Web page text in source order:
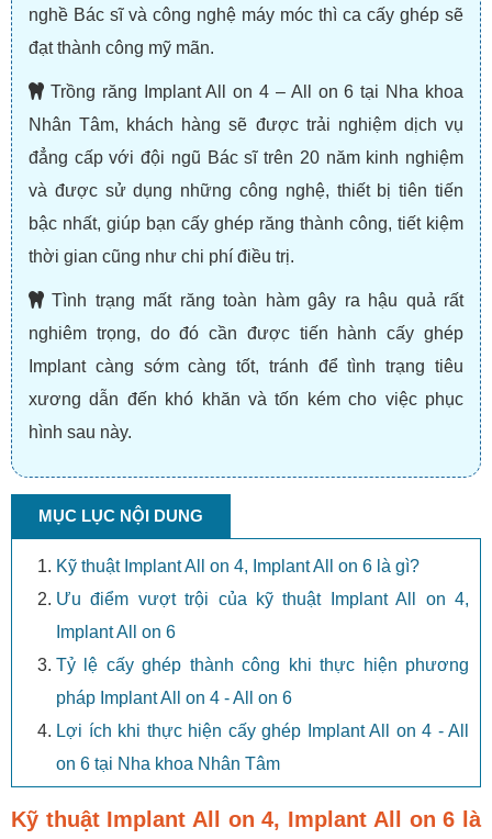
nghề Bác sĩ và công nghệ máy móc thì ca cấy ghép sẽ
đạt thành công mỹ mãn.
Trồng răng Implant All on 4 – All on 6 tại Nha khoa
Nhân Tâm, khách hàng sẽ được trải nghiệm dịch vụ
đẳng cấp với đội ngũ Bác sĩ trên 20 năm kinh nghiệm
và được sử dụng những công nghệ, thiết bị tiên tiến
bậc nhất, giúp bạn cấy ghép răng thành công, tiết kiệm
thời gian cũng như chi phí điều trị.
Tình trạng mất răng toàn hàm gây ra hậu quả rất
nghiêm trọng, do đó cần được tiến hành cấy ghép
Implant càng sớm càng tốt, tránh để tình trạng tiêu
xương dẫn đến khó khăn và tốn kém cho việc phục
hình sau này.
MỤC LỤC NỘI DUNG
Kỹ thuật Implant All on 4, Implant All on 6 là gì?
Ưu điểm vượt trội của kỹ thuật Implant All on 4,
Implant All on 6
Tỷ lệ cấy ghép thành công khi thực hiện phương
pháp Implant All on 4 - All on 6
Lợi ích khi thực hiện cấy ghép Implant All on 4 - All
on 6 tại Nha khoa Nhân Tâm
Kỹ thuật Implant All on 4, Implant All on 6 là